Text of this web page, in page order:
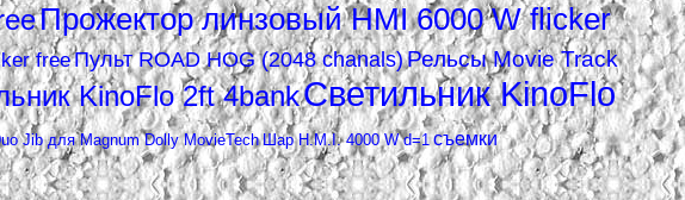
Прожектор линзовый HMI 6000 W flicker
freeПульт ROAD HOG (2048 chanals)Рельсы Movie Track
KinoFlo 2ft 4bankСветильник KinoFlo
Jib для Magnum Dolly MovieTech Шар H.M.I. 4000 W d=1 съемки